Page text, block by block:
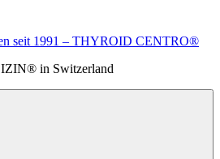
seit 1991 – THYROID CENTRO®
in Switzerland